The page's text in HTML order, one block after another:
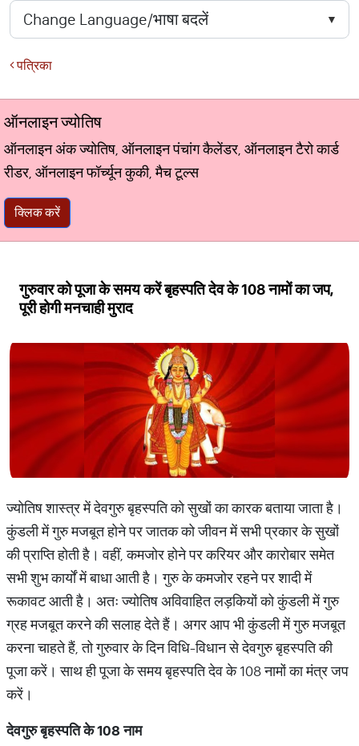
पत्रिका
ऑनलाइन ज्योतिष
ऑनलाइन अंक ज्योतिष, ऑनलाइन पंचांग कैलेंडर, ऑनलाइन टैरो कार्ड
रीडर, ऑनलाइन फॉर्च्यून कुकी, मैच टूल्स
क्लिक करें
गुरुवार को पूजा के समय करें बृहस्पति देव के 108 नामों का जप,
पूरी होगी मनचाही मुराद
ज्योतिष शास्त्र में देवगुरु बृहस्पति को सुखों का कारक बताया जाता है।
कुंडली में गुरु मजबूत होने पर जातक को जीवन में सभी प्रकार के सुखों
की प्राप्ति होती है। वहीं, कमजोर होने पर करियर और कारोबार समेत
सभी शुभ कार्यों में बाधा आती है। गुरु के कमजोर रहने पर शादी में
रूकावट आती है। अतः ज्योतिष अविवाहित लड़कियों को कुंडली में गुरु
ग्रह मजबूत करने की सलाह देते हैं। अगर आप भी कुंडली में गुरु मजबूत
करना चाहते हैं, तो गुरुवार के दिन विधि-विधान से देवगुरु बृहस्पति की
पूजा करें। साथ ही पूजा के समय बृहस्पति देव के 108 नामों का मंत्र जप
करें।
देवगुरु बृहस्पति के 108 नाम